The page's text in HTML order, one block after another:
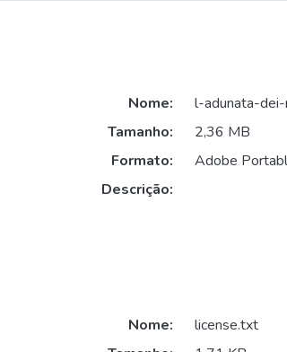
Nome:
l-adunata-
Tamanho:
2,36 MB
Formato:
Adobe
Descrição:
Nome:
license.txt